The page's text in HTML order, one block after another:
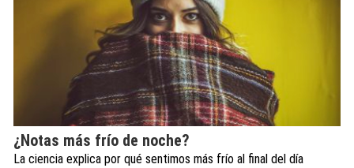
¿Notas más frío de noche?
La ciencia explica por qué sentimos más frío al final del día